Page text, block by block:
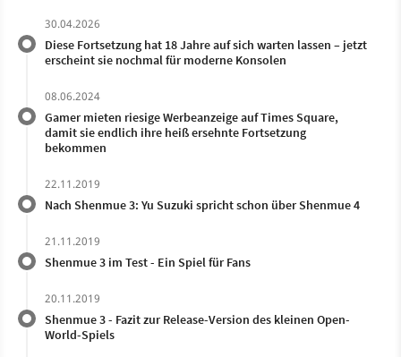
30.04.2026
Diese Fortsetzung hat 18 Jahre auf sich warten lassen – jetzt
erscheint sie nochmal für moderne Konsolen
08.06.2024
Gamer mieten riesige Werbeanzeige auf Times Square,
damit sie endlich ihre heiß ersehnte Fortsetzung
bekommen
22.11.2019
Nach Shenmue 3: Yu Suzuki spricht schon über Shenmue 4
21.11.2019
Shenmue 3 im Test - Ein Spiel für Fans
20.11.2019
Shenmue 3 - Fazit zur Release-Version des kleinen Open-
World-Spiels